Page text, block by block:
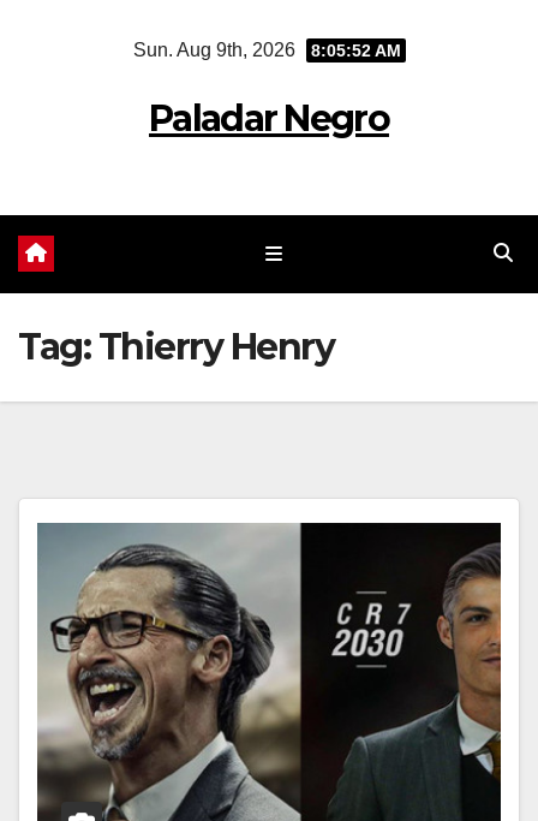
Sun. Aug 9th, 2026 8:05:53 AM
Paladar Negro
Tag:Thierry Henry